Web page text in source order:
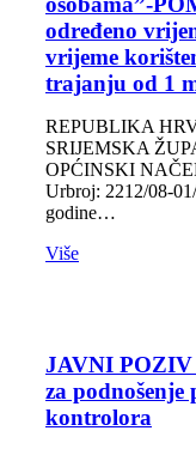
određeno
vrijeme
trajanju od 1
REPUBLIKA
SRIJEMSKA
OPĆINSKI
Urbroj: 2212/08-
godine…
Više
JAVNI POZIV
za podnošenje
kontrolora